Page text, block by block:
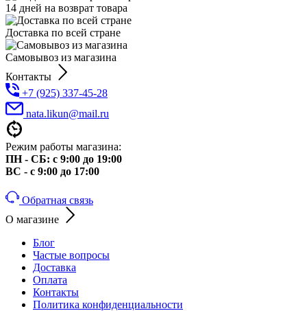
14 дней на возврат товара
Доставка по всей стране
Самовывоз из магазина
Контакты
+7 (925) 337-45-28
nata.likun@mail.ru
Режим работы магазина:
ПН - СБ: с 9:00 до 19:00
ВС - с 9:00 до 17:00
Обратная связь
О магазине
Блог
Частые вопросы
Доставка
Оплата
Контакты
Политика конфиденциальности